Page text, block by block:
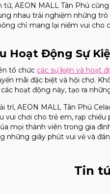
AEON MALL Tân Phú
nhau trải nghiệm những
chỉ mang lại niềm vui
Hoạt Động Sự
tổ chức các sự kiện và hoạt
mãi đặc biệt và hội chợ.
hoạt động này, tạo ra
trí, AEON MALL Tân Phú
vui chơi cho trẻ em, rạp
mọi thành viên trong gia
những giây phút vui vẻ và
Tin